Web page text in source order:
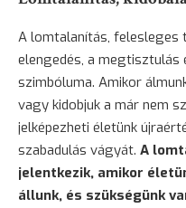
A lomtalanítás, felesleges
elengedés, a megtisztulás
szimbóluma. Amikor
vagy kidobjuk a már nem
jelképezheti életünk
szabadulás vágyát. A
jelentkezik, amikor
állunk, és szükségünk